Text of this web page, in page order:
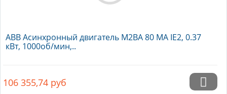
ABB Асинхронный двигатель M2BA 80 MA IE2, 0.37
кВт, 1000об/мин,..
106 355,74 руб